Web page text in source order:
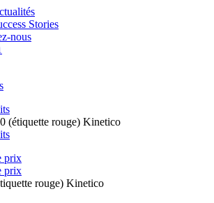
Stories
nous
(étiquette rouge) Kinetico
prix
prix